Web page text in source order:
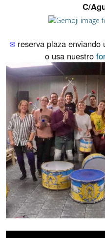
C/
✉ reserva plaza enviando
o usa nuestro